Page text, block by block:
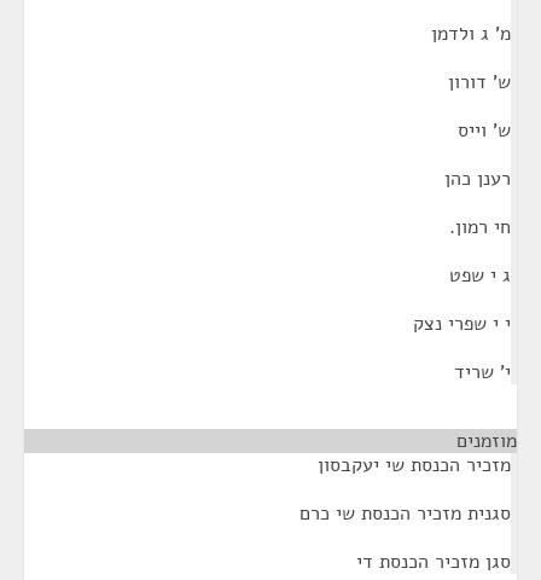
מ' ג ולדמן
ש' דורון
ש' וייס
רענן כהן
חי רמון.
ג י שפט
י י שפרי נצק
י' שריד
מוזמנים
מזכיר הכנסת שי יעקבסון
סגנית מזכיר הכנסת שי כרם
סגן מזכיר הכנסת די